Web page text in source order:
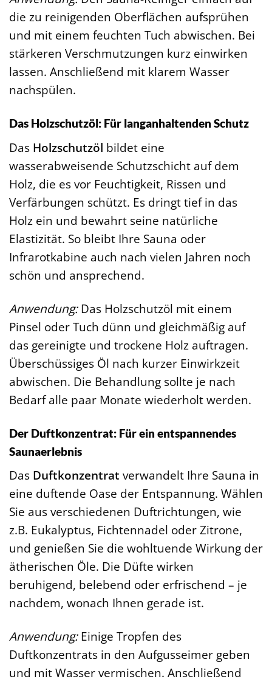
die zu reinigenden Oberflächen aufsprühen
und mit einem feuchten Tuch abwischen. Bei
stärkeren Verschmutzungen kurz einwirken
lassen. Anschließend mit klarem Wasser
nachspülen.
Das Holzschutzöl: Für langanhaltenden Schutz
Das Holzschutzöl bildet eine
wasserabweisende Schutzschicht auf dem
Holz, die es vor Feuchtigkeit, Rissen und
Verfärbungen schützt. Es dringt tief in das
Holz ein und bewahrt seine natürliche
Elastizität. So bleibt Ihre Sauna oder
Infrarotkabine auch nach vielen Jahren noch
schön und ansprechend.
Anwendung:Das Holzschutzöl mit einem
Pinsel oder Tuch dünn und gleichmäßig auf
das gereinigte und trockene Holz auftragen.
Überschüssiges Öl nach kurzer Einwirkzeit
abwischen. Die Behandlung sollte je nach
Bedarf alle paar Monate wiederholt werden.
Der Duftkonzentrat: Für ein entspannendes
Saunaerlebnis
Das Duftkonzentrat verwandelt Ihre Sauna in
eine duftende Oase der Entspannung. Wählen
Sie aus verschiedenen Duftrichtungen, wie
z.B. Eukalyptus, Fichtennadel oder Zitrone,
und genießen Sie die wohltuende Wirkung der
ätherischen Öle. Die Düfte wirken
beruhigend, belebend oder erfrischend – je
nachdem, wonach Ihnen gerade ist.
Anwendung:Einige Tropfen des
Duftkonzentrats in den Aufgusseimer geben
und mit Wasser vermischen. Anschließend